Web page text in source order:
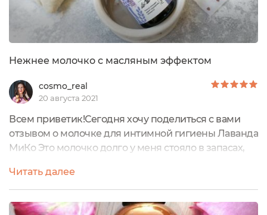
Нежнее молочко с масляным эффектом
cosmo_real
20 августа 2021
Всем приветик!Сегодня хочу поделиться с вами
отзывом о молочке для интимной гигиены Лаванда
МиКо Это молочко долго у меня стояло в запасах,
я попробовала его, делюсь впечатлениями уже
после полноценного использования, т.к. средство
уже закончилось.Крайне редко пишу я о средствах
Читать далее